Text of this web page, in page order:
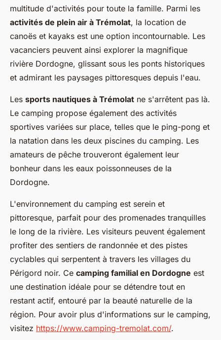
multitude d'activités pour toute la famille. Parmi les
activités de plein air à Trémolat, la location de
canoës et kayaks est une option incontournable. Les
vacanciers peuvent ainsi explorer la magnifique
rivière Dordogne, glissant sous les ponts historiques
et admirant les paysages pittoresques depuis l'eau.
Les sports nautiques à Trémolat ne s'arrêtent pas là.
Le camping propose également des activités
sportives variées sur place, telles que le ping-pong et
la natation dans les deux piscines du camping. Les
amateurs de pêche trouveront également leur
bonheur dans les eaux poissonneuses de la
Dordogne.
L'environnement du camping est serein et
pittoresque, parfait pour des promenades tranquilles
le long de la rivière. Les visiteurs peuvent également
profiter des sentiers de randonnée et des pistes
cyclables qui serpentent à travers les villages du
Périgord noir. Ce camping familial en Dordogne est
une destination idéale pour se détendre tout en
restant actif, entouré par la beauté naturelle de la
région. Pour avoir plus d'informations sur le camping,
visitez https://www.camping-tremolat.com/.